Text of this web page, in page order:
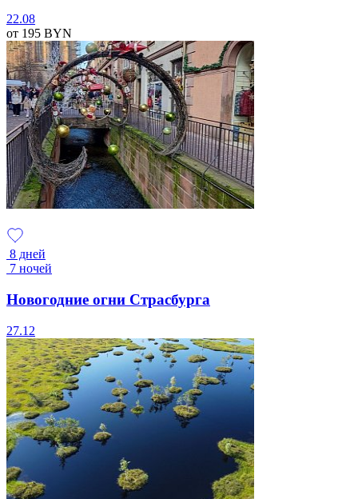
22.08
от 195 BYN
8 дней
7 ночей
Новогодние огни Страсбурга
27.12